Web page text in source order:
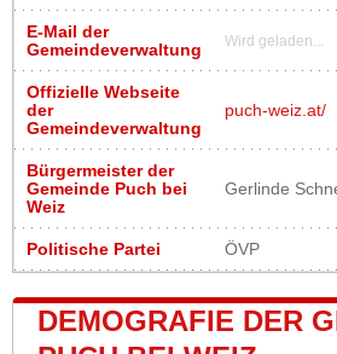
E-Mail der
Gemeindeverwaltung
Wird geladen...
Offizielle Webseite
der
Gemeindeverwaltung
puch-weiz.at/
Bürgermeister der
Gemeinde Puch bei
Weiz
Gerlinde
Politische Partei ÖVP
DEMOGRAFIE DER